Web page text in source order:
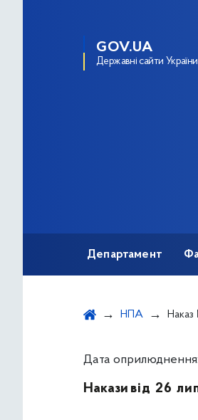
GOV.UA
Державні сайти України
Департамент
НПА Наказ № 817 від 26.07.2023
Дата
Накази від 26